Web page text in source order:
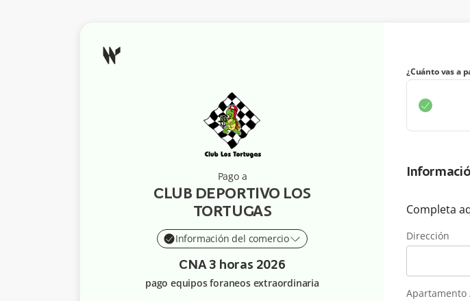
Pago a
CLUB DEPORTIVO LOS
TORTUGAS
Información del comercio
CNA 3 horas 2026
pago equipos foraneos extraordinaria
¿Cuánto vas a
Completa
Dirección
Apartamento